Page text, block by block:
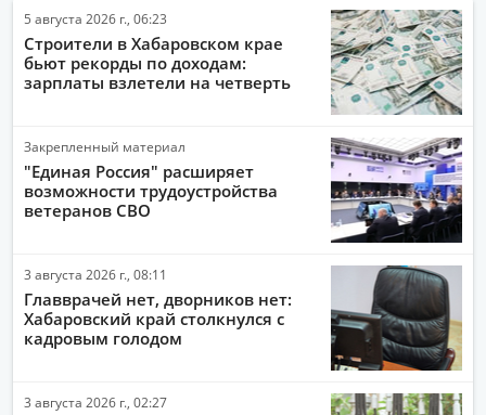
НАРОДНЫЕ НОВОСТИ
НОВОСТИ С ВИДЕО
НОВОСТИ КОМПАНИЙ
СПОРТ
ОБЩЕСТВО
ЭКОНОМИКА
ПРОИСШЕСТВИЯ
АВТО-МОТО
5 августа 2026 г., 06:23
Строители в Хабаровском крае
бьют рекорды по доходам:
зарплаты взлетели на четверть
Закрепленный материал
"Единая Россия" расширяет
возможности трудоустройства
ветеранов СВО
3 августа 2026 г., 08:11
Главврачей нет, дворников нет:
Хабаровский край столкнулся с
кадровым голодом
3 августа 2026 г., 02:27